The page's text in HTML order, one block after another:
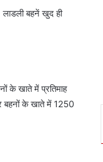
लाडली बहनें खुद ही
के खाते में प्रतिमाह
बहनों के खाते में 1250